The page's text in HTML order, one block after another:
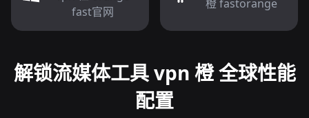
fast官网
橙 fastorange
解锁流媒体工具 vpn 橙 全球性能
配置